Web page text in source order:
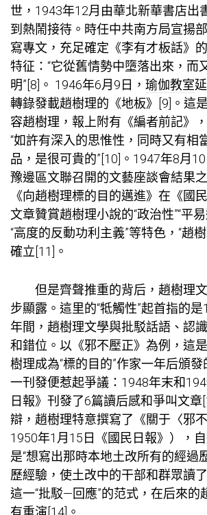
世，1943年12月由華北新華書店出
到熱鬧接待。時任中共南方局宣揚
寫專文，充足確定《李有才板話》
特征：“它從舊情勢中墮落出來，而
明”[8]。 1946年6月9日， 瑜伽教室
轉錄發載趙樹理的《地板》[9]。這
容趙樹理，報上附有《編者前記》
“如許有深入的思惟性，同時又有相
品，是很可貴的”[10]。1947年8月
豫邊區文聯召開的文藝座談會結果
《向趙樹理標的目的邁進》在《國
文章贊賞趙樹理小說的“政治性”“平
“高度的反動功利主義”等特色，“趙
確立[11]。
但是齊聲推重的背后，趙樹理
步顯露。這里的“牴觸性”起首指的
年間，趙樹理文學與批駁話語、認
和錯位。以《邪不壓正》為例，這
樹理成為“標的目的”作家一年后頒
一刊發便惹起爭議：1948年末和
日報》刊發了6篇讀后感和爭叫文章
辯，趙樹理特意撰寫了《關于〈邪
1950年1月15日《國民日報》），自
是“想寫出那時本地土改所有的經過
歷經驗，使土改中的干部和群眾讀
這一“批駁—回應”的范式，在后來的
有重演[14]。